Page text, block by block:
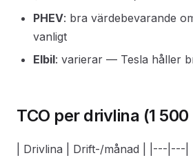
PHEV: bra värdebevarande
vanligt
Elbil: varierar — Tesla håller
TCO per drivlina (1
| Drivlina | Drift-/månad | |---|---|